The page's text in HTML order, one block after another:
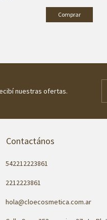
Comprar
nuestras ofertas.
Contactános
542212223861
2212223861
hola@cloecosmetica.com.ar